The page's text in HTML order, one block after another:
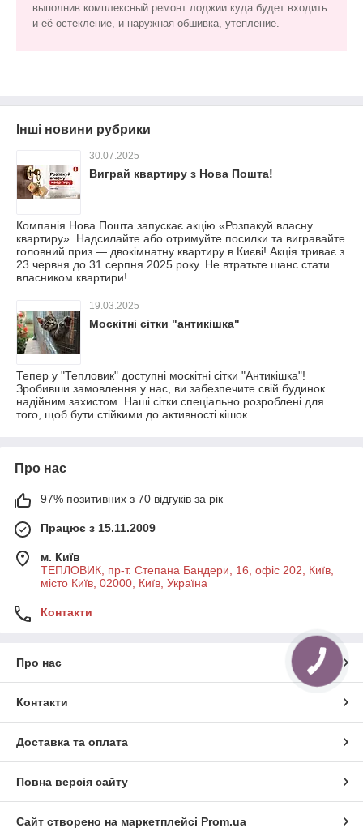
выполнив комплексный ремонт лоджии куда будет входить
и её остекление, и наружная обшивка, утепление.
Інші новини рубрики
30.07.2025
Виграй квартиру з Нова Пошта!
Компанія Нова Пошта запускає акцію «Розпакуй власну
квартиру». Надсилайте або отримуйте посилки та вигравайте
головний приз — двокімнатну квартиру в Києві! Акція триває з
23 червня до 31 серпня 2025 року. Не втратьте шанс стати
власником квартири!
19.03.2025
Москітні сітки "антикішка"
Тепер у "Тепловик" доступні москітні сітки "Антикішка"!
Зробивши замовлення у нас, ви забезпечите свій будинок
надійним захистом. Наші сітки спеціально розроблені для
того, щоб бути стійкими до активності кішок.
Про нас
97% позитивних з 70 відгуків за рік
Працює з 15.11.2009
м. Київ
ТЕПЛОВИК, пр-т. Степана Бандери, 16, офіс 202, Київ,
місто Київ, 02000, Київ, Україна
Контакти
Про нас
Контакти
Доставка та оплата
Повна версія сайту
Сайт створено на маркетплейсі Prom.ua